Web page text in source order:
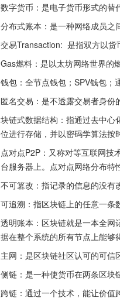
数字货币：是电子货币形式的替
分布式账本：是一种网络成员之
交易Transaction:  是指双方以货
Gas燃料：是以太坊网络世界的
钱包：全节点钱包；SPV钱包；
匿名交易：是不透露交易者身份
块链式数据结构：指通过去中心
位进行存储，并以密码学算法按
点对点P2P：又称对等互联网技
台服务器上。点对点网络分布特
不可篡改：指记录的信息的没有
可追溯：指区块链上的任意一条
透明账本：区块链就是一本全网
据在整个系统的所有节点上能够
主网：是区块链社区认可的可信
侧链：是一种使货币在两条区块
跨链：通过一个技术，能让价值